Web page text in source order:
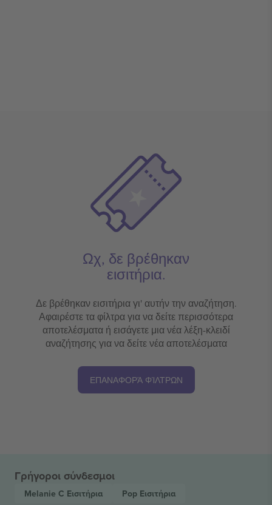
Ωχ, δε βρέθηκαν
εισιτήρια.
Δε βρέθηκαν εισιτήρια γι' αυτήν την αναζήτηση.
Αφαιρέστε τα φίλτρα για να δείτε περισσότερα
αποτελέσματα ή εισάγετε μια νέα λέξη-κλειδί
αναζήτησης για να δείτε νέα αποτελέσματα
ΕΠΑΝΑΦΟΡΆ ΦΊΛΤΡΩΝ
Γρήγοροι σύνδεσμοι
Melanie C Εισιτήρια Pop Εισιτήρια